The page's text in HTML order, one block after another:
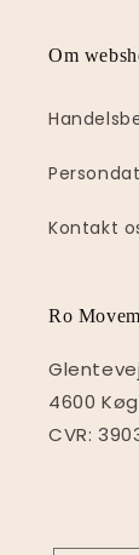
Om
Kontakt
Ro
4600
CVR: